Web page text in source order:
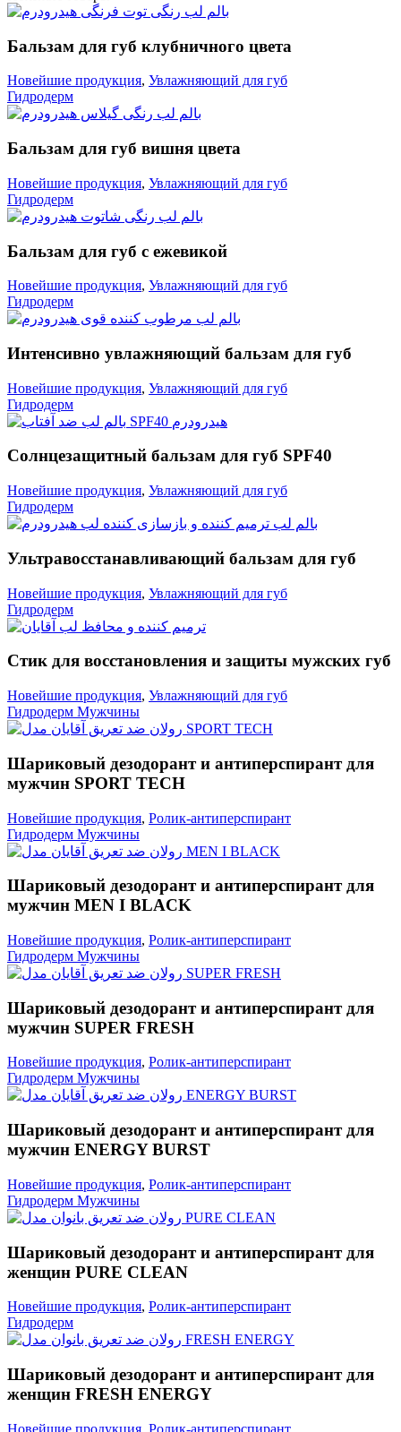
Бальзам для губ клубничного цвета
Новейшие продукция, Увлажняющий для губ
Гидродерм
Бальзам для губ вишня цвета
Новейшие продукция, Увлажняющий для губ
Гидродерм
Бальзам для губ с ежевикой
Новейшие продукция, Увлажняющий для губ
Гидродерм
Интенсивно увлажняющий бальзам для губ
Новейшие продукция, Увлажняющий для губ
Гидродерм
Солнцезащитный бальзам для губ SPF40
Новейшие продукция, Увлажняющий для губ
Гидродерм
Ультравосстанавливающий бальзам для губ
Новейшие продукция, Увлажняющий для губ
Гидродерм
Стик для восстановления и защиты мужских губ
Новейшие продукция, Увлажняющий для губ
Гидродерм Мужчины
Шариковый дезодорант и антиперспирант для
мужчин SPORT TECH
Новейшие продукция, Ролик-антиперспирант
Гидродерм Мужчины
Шариковый дезодорант и антиперспирант для
мужчин MEN I BLACK
Новейшие продукция, Ролик-антиперспирант
Гидродерм Мужчины
Шариковый дезодорант и антиперспирант для
мужчин SUPER FRESH
Новейшие продукция, Ролик-антиперспирант
Гидродерм Мужчины
Шариковый дезодорант и антиперспирант для
мужчин ENERGY BURST
Новейшие продукция, Ролик-антиперспирант
Гидродерм Мужчины
Шариковый дезодорант и антиперспирант для
женщин PURE CLEAN
Новейшие продукция, Ролик-антиперспирант
Гидродерм
Шариковый дезодорант и антиперспирант для
женщин FRESH ENERGY
Новейшие продукция Ролик-антиперспирант